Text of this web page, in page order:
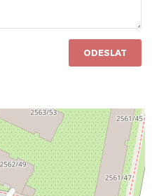
ODESLAT